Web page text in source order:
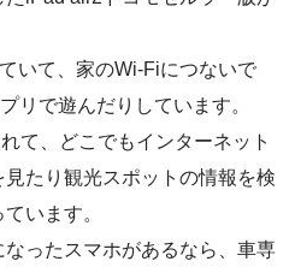
いて、家のWi-Fiにつないで
リで遊んだりしています。
て、どこでもインターネット
たり観光スポットの情報を検
います。
ったスマホがあるなら、車専